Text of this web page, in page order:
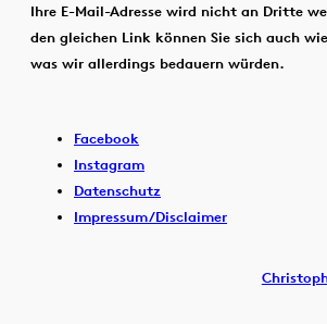
Ihre E-Mail-Adresse wird nicht an Dritte
den gleichen Link können Sie sich auch
was wir allerdings bedauern würden.
Facebook
Instagram
Datenschutz
Impressum/Disclaimer